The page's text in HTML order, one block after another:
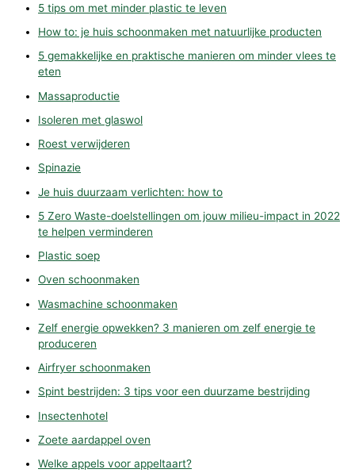
5 tips om met minder plastic te leven
How to: je huis schoonmaken met natuurlijke producten
5 gemakkelijke en praktische manieren om minder vlees te
eten
Massaproductie
Isoleren met glaswol
Roest verwijderen
Spinazie
Je huis duurzaam verlichten: how to
5 Zero Waste-doelstellingen om jouw milieu-impact in 2022
te helpen verminderen
Plastic soep
Oven schoonmaken
Wasmachine schoonmaken
Zelf energie opwekken? 3 manieren om zelf energie te
produceren
Airfryer schoonmaken
Spint bestrijden: 3 tips voor een duurzame bestrijding
Insectenhotel
Zoete aardappel oven
Welke appels voor appeltaart?